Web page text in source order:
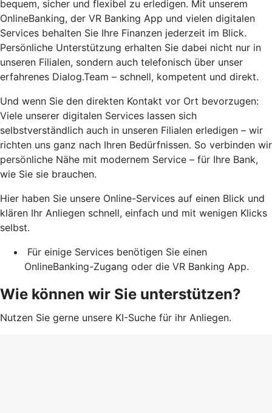
bequem, sicher und flexibel zu erledigen. Mit unserem
OnlineBanking, der VR Banking App und vielen digitalen
Services behalten Sie Ihre Finanzen jederzeit im Blick.
Persönliche Unterstützung erhalten Sie dabei nicht nur in
unseren Filialen, sondern auch telefonisch über unser
erfahrenes Dialog.Team – schnell, kompetent und direkt.
Und wenn Sie den direkten Kontakt vor Ort bevorzugen:
Viele unserer digitalen Services lassen sich
selbstverständlich auch in unseren Filialen erledigen – wir
richten uns ganz nach Ihren Bedürfnissen. So verbinden wir
persönliche Nähe mit modernem Service – für Ihre Bank,
wie Sie sie brauchen.
Hier haben Sie unsere Online-Services auf einen Blick und
klären Ihr Anliegen schnell, einfach und mit wenigen Klicks
selbst.
Für einige Services benötigen Sie einen
OnlineBanking-Zugang oder die VR Banking App.
Wie können wir Sie unterstützen?
Nutzen Sie gerne unsere KI-Suche für ihr Anliegen.